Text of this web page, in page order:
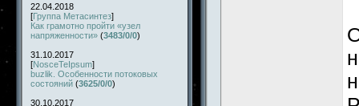
22.04.2018
[Группа Метасинтез]
Как грамотно пройти «узел
напряженности» (3483/0/0)
31.10.2017
[NosceTeIpsum]
buzlik. Особенности потоковых
состояний (3625/0/0)
30.10.2017